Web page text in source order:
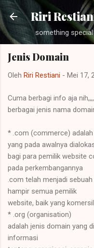
Riri
something special
Jenis Domain
Oleh Riri Restiani - Mei 17,
Cuma berbagi info aja
berbagai jenis nama
* .com (commerce)
yang pada awalnya
bagi para pemilik website
pada perkembangannya
.com telah menjadi
hampir semua pemilik
website, baik yang
* .org (organisation)
adalah jenis domain yang
informasi